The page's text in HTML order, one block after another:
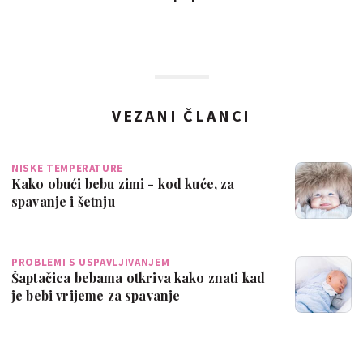
VEZANI ČLANCI
NISKE TEMPERATURE
Kako obući bebu zimi - kod kuće, za
spavanje i šetnju
PROBLEMI S USPAVLJIVANJEM
Šaptačica bebama otkriva kako znati kad
je bebi vrijeme za spavanje